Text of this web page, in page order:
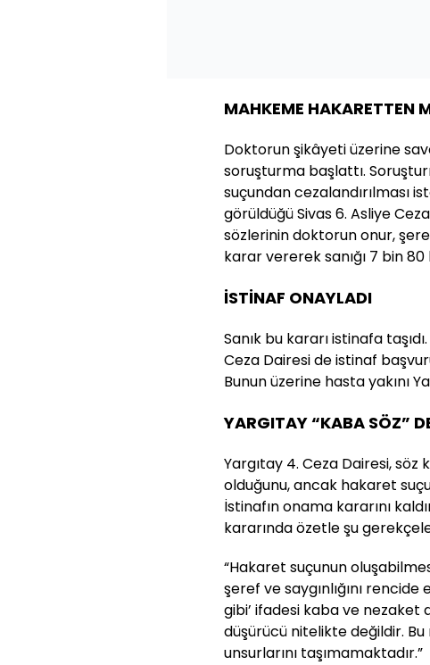
MAHKEME HAKARETTEN
Doktorun şikâyeti üzerine
soruşturma başlattı.
suçundan cezalandırılması
görüldüğü Sivas 6. Asliye
sözlerinin doktorun onur,
karar vererek sanığı 7 bin
İSTİNAF ONAYLADI
Sanık bu kararı istinafa
Ceza Dairesi de istinaf
Bunun üzerine hasta yakını
YARGITAY “KABA SÖZ”
Yargıtay 4. Ceza Dairesi, söz
olduğunu, ancak hakaret
İstinafın onama kararını
kararında özetle şu
“Hakaret suçunun
şeref ve saygınlığını
gibi’ ifadesi kaba ve nezaket
düşürücü nitelikte değildir.
unsurlarını taşımamaktadır.”